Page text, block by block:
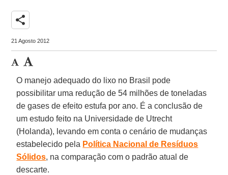
share
21 Agosto 2012
O manejo adequado do lixo no Brasil pode
possibilitar uma redução de 54 milhões de toneladas
de gases de efeito estufa por ano. É a conclusão de
um estudo feito na Universidade de Utrecht
(Holanda), levando em conta o cenário de mudanças
estabelecido pela Política Nacional de Resíduos
Sólidos, na comparação com o padrão atual de
descarte.